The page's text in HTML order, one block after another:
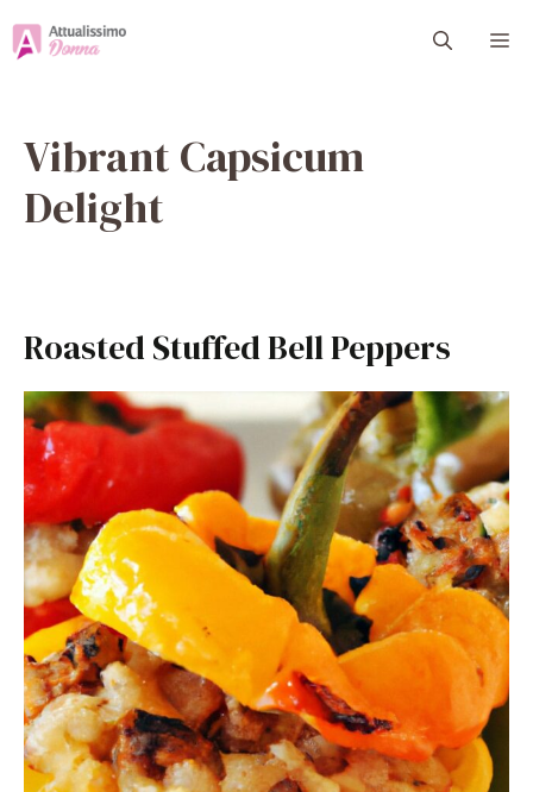
Vibrant Capsicum
Delight
Roasted Stuffed Bell Peppers